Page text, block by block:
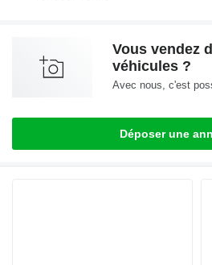
Vous vendez
véhicules ?
Avec nous, c'est
Déposer une